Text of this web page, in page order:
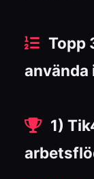
Topp
använda
1)